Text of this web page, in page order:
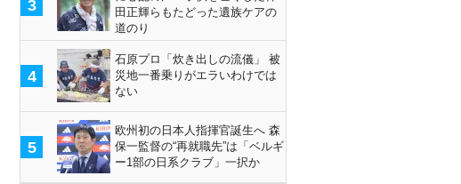
3
田正輝らもたどった遺族ケアの
道のり
4
石原プロ「炊き出しの流儀」 被
災地一番乗りがエラいわけでは
ない
5
欧州初の日本人指揮官誕生へ 森
保一監督の“再就職先”は「ベルギ
ー1部の日系クラブ」一択か